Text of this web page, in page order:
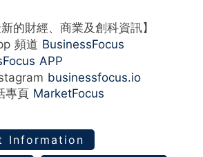
的財經、商業及創科資訊】
頻道 BusinessFocus
APP
businessfocus.io
專頁 MarketFocus
Information